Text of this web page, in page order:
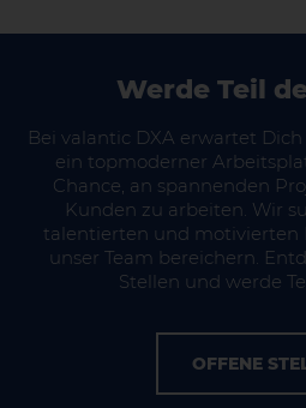
Werde Teil
Bei valantic DXA erwartet
ein topmoderner
Chance, an spannenden
Kunden zu arbeiten. Wir
talentierten und motivierten
unser Team bereichern.
Stellen und werde
OFFENE